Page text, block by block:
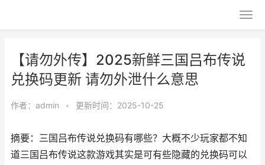
【请勿外传】2025新鲜三国吕布传说
兑换码更新 请勿外泄什么意思
作者： admin • 更新时间：2025-10-25
摘要：三国吕布传说兑换码有哪些？大概不少玩家都不知
道三国吕布传说这款游戏其实是可有些隐藏的兑换码可以